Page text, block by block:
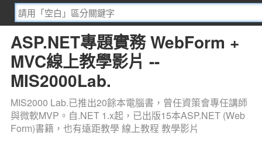
ASP.NET專題實務 WebForm +
MVC線上教學影片 --
MIS2000Lab.
MIS2000 Lab.已推出20餘本電腦書，曾任資策會專任講師
與微軟MVP。自.NET 1.x起，已出版15本ASP.NET (Web
Form)書籍，也有遠距教學 線上教程 教學影片